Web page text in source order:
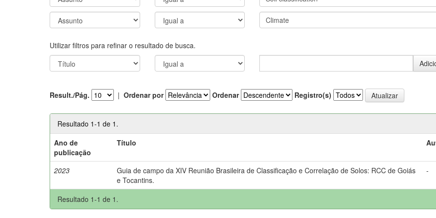
Utilizar filtros para refinar o resultado de busca.
Result./Pág. | Ordenar por Ordenar Registro(s)
Resultado 1-1 de 1.
Ano de
publicação
Título
2023
Guia de campo da XIV Reunião Brasileira de Classificação e Correlação de Solos: RCC de Goiás
e Tocantins.
-
Resultado 1-1 de 1.